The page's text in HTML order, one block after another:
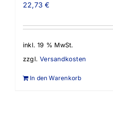
22,73€
inkl. 19 % MwSt.
zzgl.Versandkosten
In den Warenkorb